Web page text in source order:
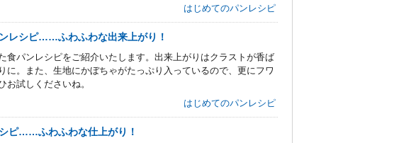
はじめてのパンレシピ
レシピ……ふわふわな出来上がり！
食パンレシピをご紹介いたします。出来上がりはクラストが香ば
に。また、生地にかぼちゃがたっぷり入っているので、更にフワ
お試しくださいね。
はじめてのパンレシピ
ピ……ふわふわな仕上がり！